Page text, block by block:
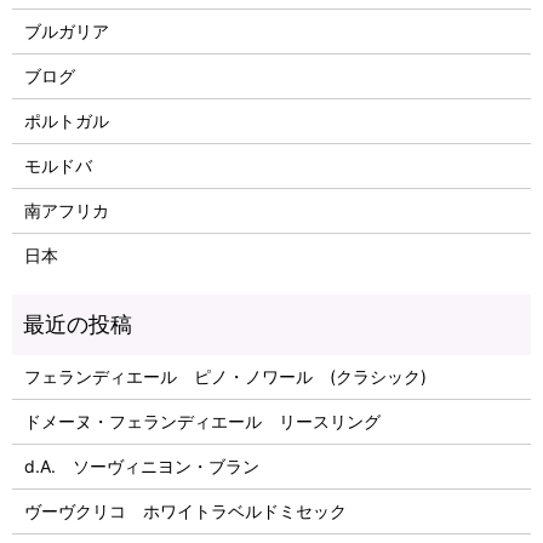
ブルガリア
ブログ
ポルトガル
モルドバ
南アフリカ
日本
フェランディエール ピノ・ノワール (クラシック)
ドメーヌ・フェランディエール リースリング
d.A. ソーヴィニヨン・ブラン
ヴーヴクリコ ホワイトラベルドミセック